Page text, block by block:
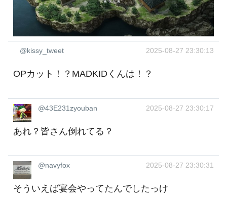
@kissy_tweet 2025-08-27 23:30:13
OPカット！？MADKIDくんは！？
@43E231zyouban 2025-08-27 23:30:17
あれ？皆さん倒れてる？
@navyfox 2025-08-27 23:30:31
そういえば宴会やってたんでしたっけ